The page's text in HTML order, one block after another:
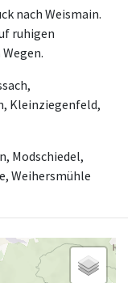
nach Weismain.
ruhigen
Kleinziegenfeld,
Modschiedel,
Weihersmühle